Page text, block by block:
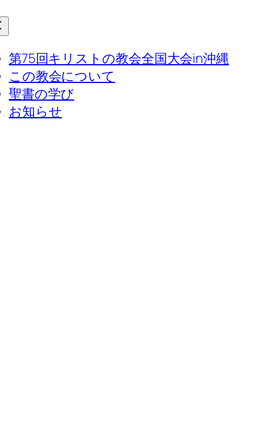
第75回キリストの教会全国大会in沖縄
この教会について
聖書の学び
お知らせ